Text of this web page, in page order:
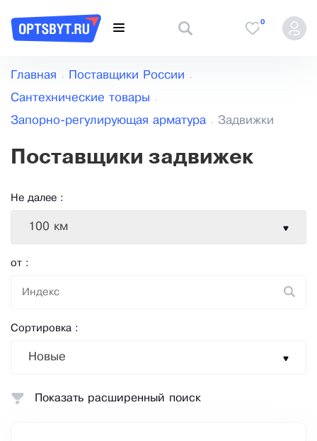
0
Главная Поставщики России
Сантехнические товары
Запорно-регулирующая арматура Задвижки
Поставщики задвижек
Не далее :
100 км
от :
Сортировка :
Новые
Показать расширенный поиск